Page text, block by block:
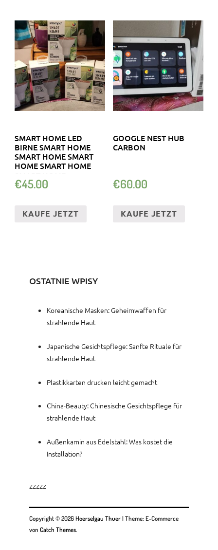
SMART HOME LED
BIRNE SMART HOME
SMART HOME SMART
HOME SMART HOME
SMART HOME
€45.00
KAUFE JETZT
GOOGLE NEST HUB
CARBON
€60.00
KAUFE JETZT
OSTATNIE WPISY
Koreanische Masken: Geheimwaffen für
strahlende Haut
Japanische Gesichtspflege: Sanfte Rituale für
strahlende Haut
Plastikkarten drucken leicht gemacht
China-Beauty: Chinesische Gesichtspflege für
strahlende Haut
Außenkamin aus Edelstahl: Was kostet die
Installation?
zzzzz
Copyright © 2026Hoerselgau Thuer|Theme: E-Commerce
von Catch Themes.